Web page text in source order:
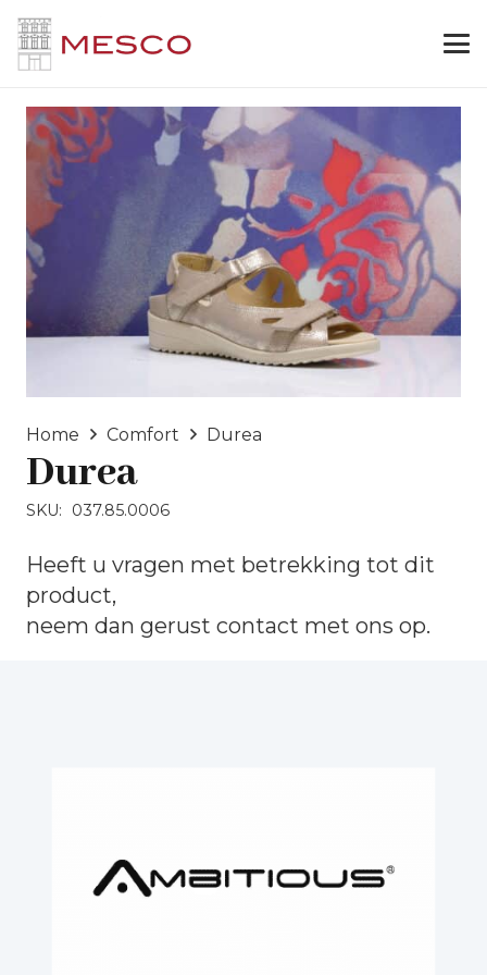
Home Comfort Durea
Durea
SKU: 037.85.0006
Heeft u vragen met betrekking tot dit
product,
neem dan gerust contact met ons op.